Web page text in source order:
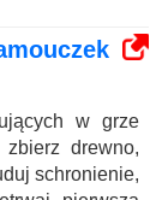
w grze
zbierz drewno,
schronienie,